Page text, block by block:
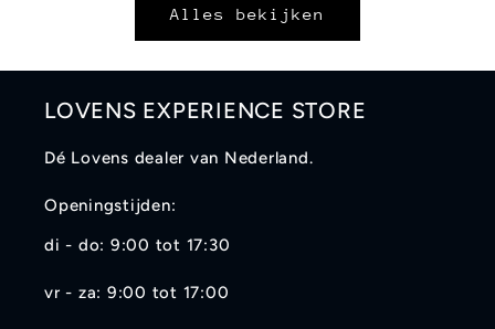
Alles bekijken
LOVENS EXPERIENCE STORE
Dé Lovens dealer van Nederland.
Openingstijden:
di - do: 9:00 tot 17:30
vr - za: 9:00 tot 17:00